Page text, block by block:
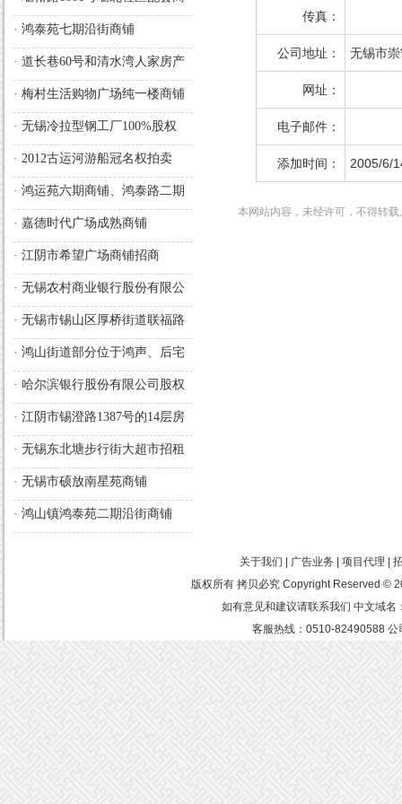
铺的长期经营使用权
· 鸿泰苑七期沿街商铺
· 道长巷60号和清水湾人家房产
拍卖预告
· 梅村生活购物广场纯一楼商铺
· 无锡冷拉型钢工厂100%股权
· 2012古运河游船冠名权拍卖
· 鸿运苑六期商铺、鸿泰路二期
商铺
· 嘉德时代广场成熟商铺
· 江阴市希望广场商铺招商
· 无锡农村商业银行股份有限公
司法人股权
· 无锡市锡山区厚桥街道联福路
与厚嵩路交汇处，厚德苑B区西
面的部分商铺
· 鸿山街道部分位于鸿声、后宅
的沿街商铺长期经营使用权
· 哈尔滨银行股份有限公司股权
· 江阴市锡澄路1387号的14层房
屋
· 无锡东北塘步行街大超市招租
· 无锡市硕放南星苑商铺
· 鸿山镇鸿泰苑二期沿街商铺
传真：
公司地址： 无锡市
网址：
电子邮件：
添加时间： 2005/6/
本网站内容，未经许可，不得转载
关于我们 | 广告业务 | 项目代理 |
版权所有 拷贝必究 Copyright Reserved ©
如有意见和建议请联系我们 中文域名
客服热线：0510-82490588 公